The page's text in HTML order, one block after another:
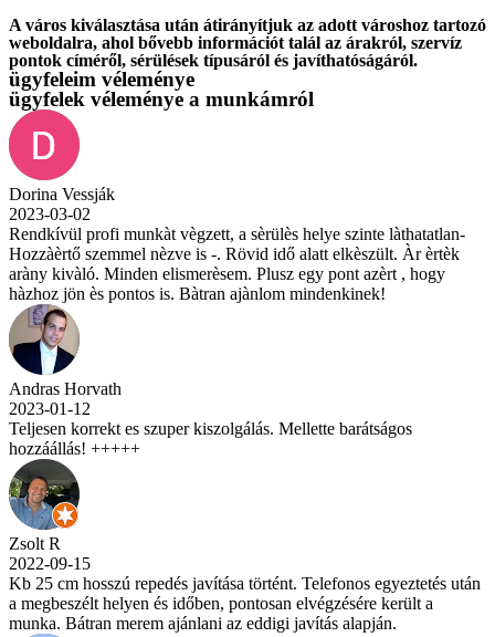
A város kiválasztása után átirányítjuk az adott városhoz tartozó
weboldalra, ahol bővebb információt talál az árakról, szervíz
pontok címéről, sérülések típusáról és javíthatóságáról.
ügyfeleim véleménye
ügyfelek véleménye a munkámról
Dorina Vessják
2023-03-02
Rendkívül profi munkàt vègzett, a sèrülès helye szinte làthatatlan-
Hozzàèrtő szemmel nèzve is -. Rövid idő alatt elkèszült. Àr èrtèk
aràny kivàló. Minden elismerèsem. Plusz egy pont azèrt , hogy
hàzhoz jön ès pontos is. Bàtran ajànlom mindenkinek!
Andras Horvath
2023-01-12
Teljesen korrekt es szuper kiszolgálás. Mellette barátságos
hozzáállás! +++++
Zsolt R
2022-09-15
Kb 25 cm hosszú repedés javítása történt. Telefonos egyeztetés után
a megbeszélt helyen és időben, pontosan elvégzésére került a
munka. Bátran merem ajánlani az eddigi javítás alapján.